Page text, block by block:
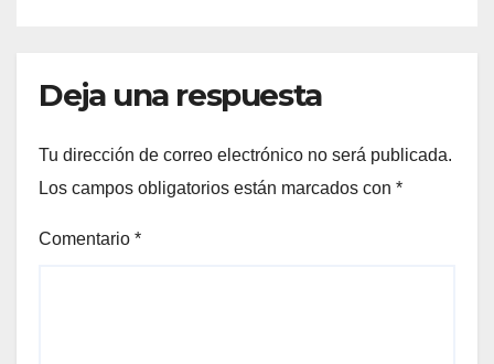
Deja una respuesta
Tu dirección de correo electrónico no será publicada.
Los campos obligatorios están marcados con *
Comentario *